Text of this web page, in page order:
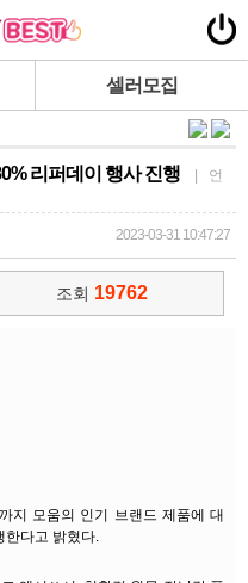
셀러모집
리퍼데이 행사 진행
| 언
2023-03-31 10:47:27
조회 19762
지 모움의 인기 브랜드 제품에 대
한다고 밝혔다.